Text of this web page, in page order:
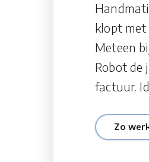
klopt met
Meteen
Robot de
factuur.
Zo